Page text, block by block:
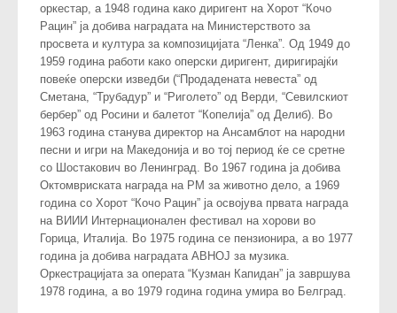
оркестар, а 1948 година како диригент на Хорот “Кочо
Рацин” ја добива наградата на Министерството за
просвета и култура за композицијата “Ленка”. Од 1949 до
1959 година работи како оперски диригент, диригирајќи
повеќе оперски изведби (“Продадената невеста” од
Сметана, “Трубадур” и “Риголето” од Верди, “Севилскиот
бербер” од Росини и балетот “Копелија” од Делиб). Во
1963 година станува директор на Ансамблот на народни
песни и игри на Македонија и во тој период ќе се сретне
со Шостакович во Ленинград. Во 1967 година ја добива
Октомвриската награда на РМ за животно дело, а 1969
година со Хорот “Кочо Рацин” ја освојува првата награда
на ВИИИ Интернационален фестивал на хорови во
Горица, Италија. Во 1975 година се пензионира, а во 1977
година ја добива наградата АВНОЈ за музика.
Оркестрацијата за операта “Кузман Капидан” ја завршува
1978 година, а во 1979 година година умира во Белград.